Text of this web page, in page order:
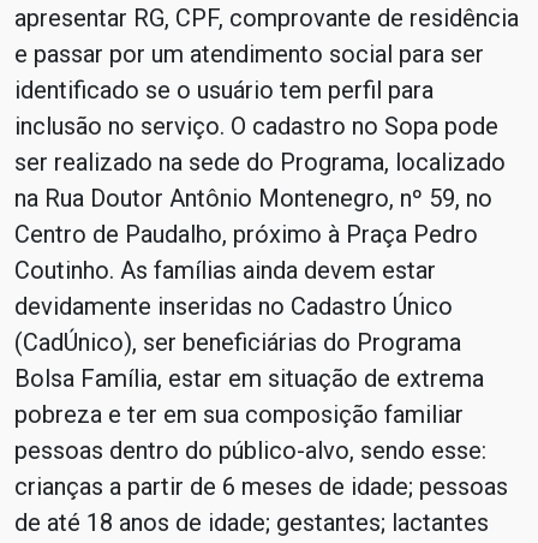
apresentar RG, CPF, comprovante de residência
e passar por um atendimento social para ser
identificado se o usuário tem perfil para
inclusão no serviço. O cadastro no Sopa pode
ser realizado na sede do Programa, localizado
na Rua Doutor Antônio Montenegro, nº 59, no
Centro de Paudalho, próximo à Praça Pedro
Coutinho. As famílias ainda devem estar
devidamente inseridas no Cadastro Único
(CadÚnico), ser beneficiárias do Programa
Bolsa Família, estar em situação de extrema
pobreza e ter em sua composição familiar
pessoas dentro do público-alvo, sendo esse:
crianças a partir de 6 meses de idade; pessoas
de até 18 anos de idade; gestantes; lactantes